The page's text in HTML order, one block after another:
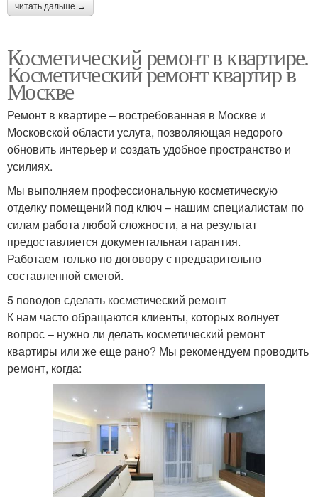
читать дальше →
Косметический ремонт в квартире.
Косметический ремонт квартир в
Москве
Ремонт в квартире – востребованная в Москве и
Московской области услуга, позволяющая недорого
обновить интерьер и создать удобное пространство и
усилиях.
Мы выполняем профессиональную косметическую
отделку помещений под ключ – нашим специалистам по
силам работа любой сложности, а на результат
предоставляется документальная гарантия.
Работаем только по договору с предварительно
составленной сметой.
5 поводов сделать косметический ремонт
К нам часто обращаются клиенты, которых волнует
вопрос – нужно ли делать косметический ремонт
квартиры или же еще рано? Мы рекомендуем проводить
ремонт, когда: